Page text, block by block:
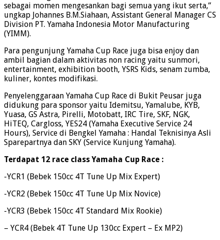
sebagai momen mengesankan bagi semua yang ikut serta,”
ungkap Johannes B.M.Siahaan, Assistant General Manager CS
Division PT. Yamaha Indonesia Motor Manufacturing
(YIMM).
Para pengunjung Yamaha Cup Race juga bisa enjoy dan
ambil bagian dalam aktivitas non racing yaitu sunmori,
entertainment, exhibition booth, YSRS Kids, senam zumba,
kuliner, kontes modifikasi.
Penyelenggaraan Yamaha Cup Race di Bukit Peusar juga
didukung para sponsor yaitu Idemitsu, Yamalube, KYB,
Yuasa, GS Astra, Pirelli, Motobatt, IRC Tire, SKF, NGK,
HiTEQ, Cargloss, YES24 (Yamaha Executive Service 24
Hours), Service di Bengkel Yamaha : Handal Teknisinya Asli
Sparepartnya dan SKY (Service Kunjung Yamaha).
Terdapat 12 race class Yamaha Cup Race :
-YCR1 (Bebek 150cc 4T Tune Up Mix Expert)
-YCR2 (Bebek 150cc 4T Tune Up Mix Novice)
-YCR3 (Bebek 150cc 4T Standard Mix Rookie)
– YCR4 (Bebek 4T Tune Up 130cc Expert – Ex MP2)